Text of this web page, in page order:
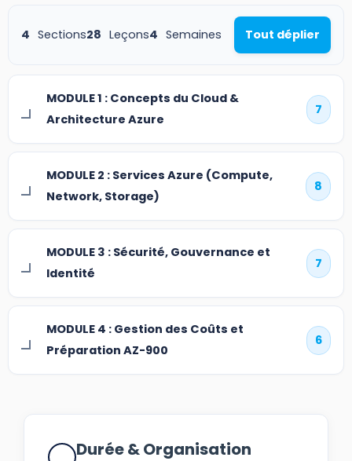
4 Sections28 Leçons4 Semaines Tout déplier
MODULE 1 : Concepts du Cloud &
Architecture Azure
7
MODULE 2 : Services Azure (Compute,
Network, Storage)
8
MODULE 3 : Sécurité, Gouvernance et
Identité
7
MODULE 4 : Gestion des Coûts et
Préparation AZ-900
6
Durée & Organisation